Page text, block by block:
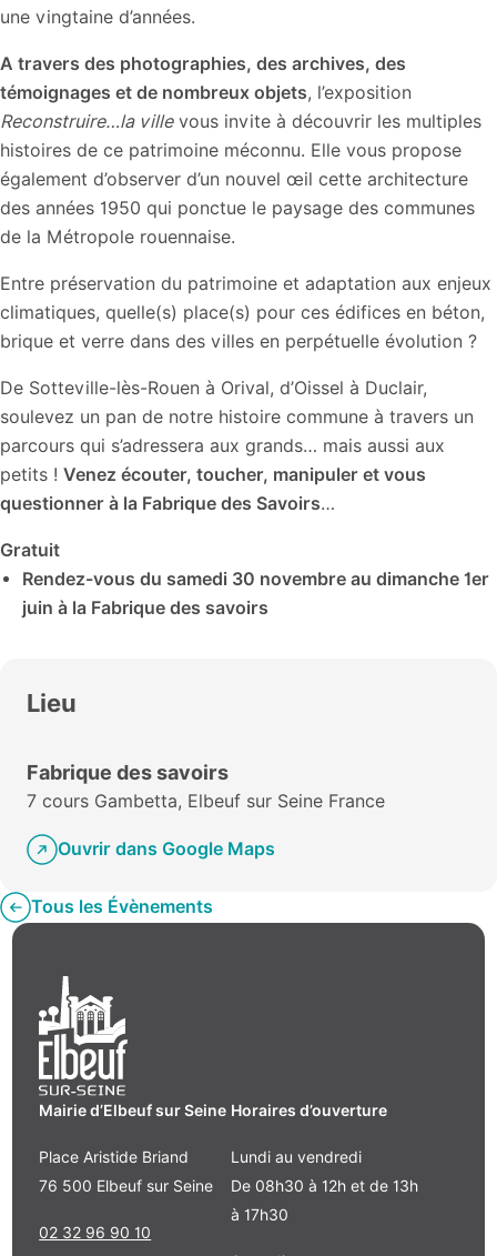
une vingtaine d’années.
A travers des photographies, des archives, des
témoignages et de nombreux objets, l’exposition
Reconstruire…la villevous invite à découvrir les multiples
histoires de ce patrimoine méconnu. Elle vous propose
également d’observer d’un nouvel œil cette architecture
des années 1950 qui ponctue le paysage des communes
de la Métropole rouennaise.
Entre préservation du patrimoine et adaptation aux enjeux
climatiques, quelle(s) place(s) pour ces édifices en béton,
brique et verre dans des villes en perpétuelle évolution ?
De Sotteville-lès-Rouen à Orival, d’Oissel à Duclair,
soulevez un pan de notre histoire commune à travers un
parcours qui s’adressera aux grands… mais aussi aux
petits ! Venez écouter, toucher, manipuler et vous
questionner à la Fabrique des Savoirs…
Gratuit
Rendez-vous du samedi 30 novembre au dimanche 1er
juin à la Fabrique des savoirs
Lieu
Fabrique des savoirs
7 cours Gambetta, Elbeuf sur Seine France
Ouvrir dans Google Maps
Tous les Évènements
Mairie d’Elbeuf sur Seine
Place Aristide Briand
76 500 Elbeuf sur Seine
02 32 96 90 10
Horaires d’ouverture
Lundi au vendredi
De 08h30 à 12h et de 13h
à 17h30